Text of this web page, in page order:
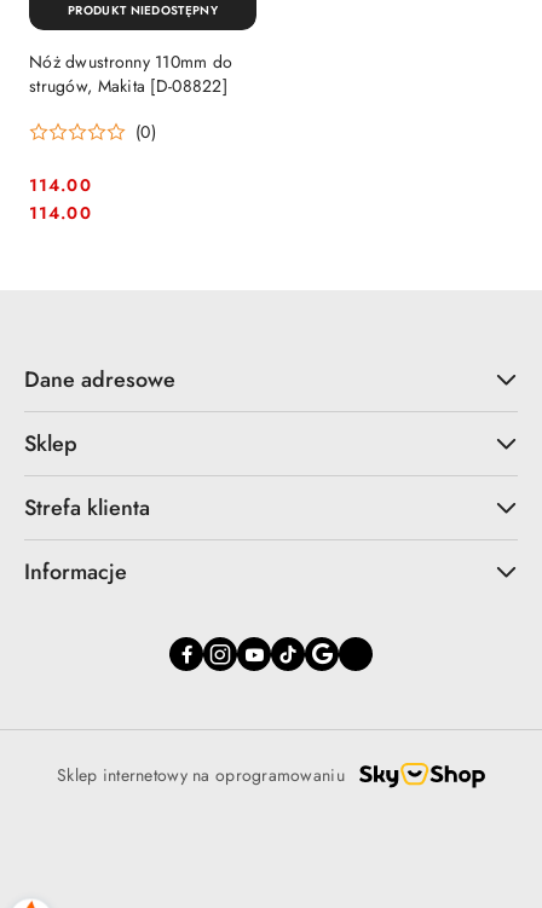
Nóż dwustronny 110mm do
strugów, Makita [D-08822]
(0)
Cena:
114.00
Cena:
114.00
PRODUKT NIEDOSTĘPNY
Dane adresowe
Sklep
Strefa klienta
Informacje
Sklep internetowy na oprogramowaniu